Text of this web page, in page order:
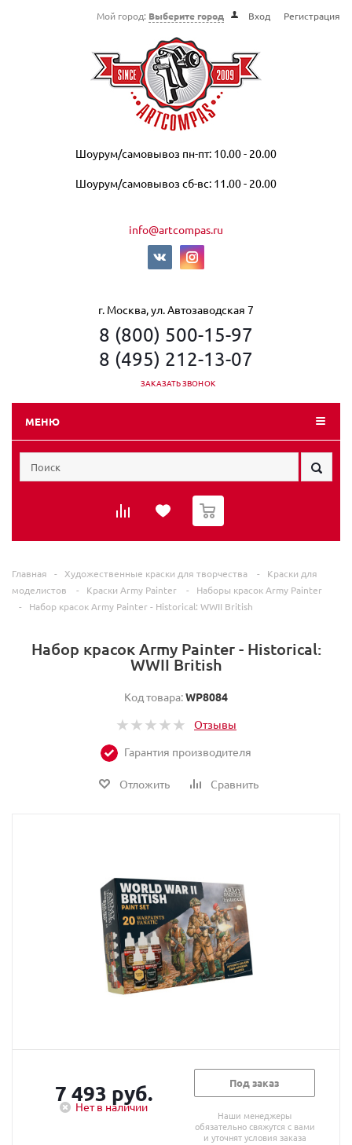
Мой город: Выберите город Вход Регистрация
Шоурум/самовывоз пн-пт: 10.00 - 20.00
Шоурум/самовывоз сб-вс: 11.00 - 20.00
info@artcompas.ru
г. Москва, ул. Автозаводская 7
8 (800) 500-15-97
8 (495) 212-13-07
ЗАКАЗАТЬ ЗВОНОК
МЕНЮ
0
Главная - Художественные краски для творчества -
Краски для
моделистов
- Краски Army Painter -
Наборы красок Army Painter
-
Набор красок Army Painter - Historical: WWII British
Набор красок Army Painter - Historical:
WWII British
Код товара:WP8084
Отзывы
Гарантия производителя
Отложить Сравнить
7 493 руб.
Нет в наличии
Под заказ
Наши менеджеры
обязательно свяжутся с вами
и уточнят условия заказа